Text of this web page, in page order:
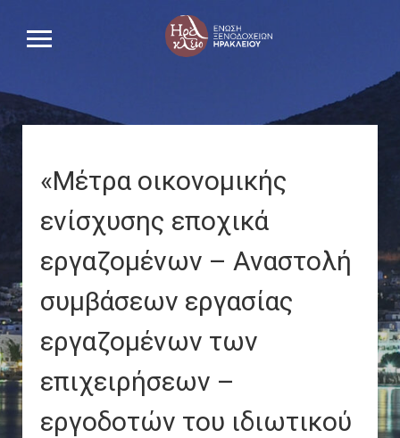
«Μέτρα οικονομικής
ενίσχυσης εποχικά
εργαζομένων – Αναστολή
συμβάσεων εργασίας
εργαζομένων των
επιχειρήσεων –
εργοδοτών του ιδιωτικού